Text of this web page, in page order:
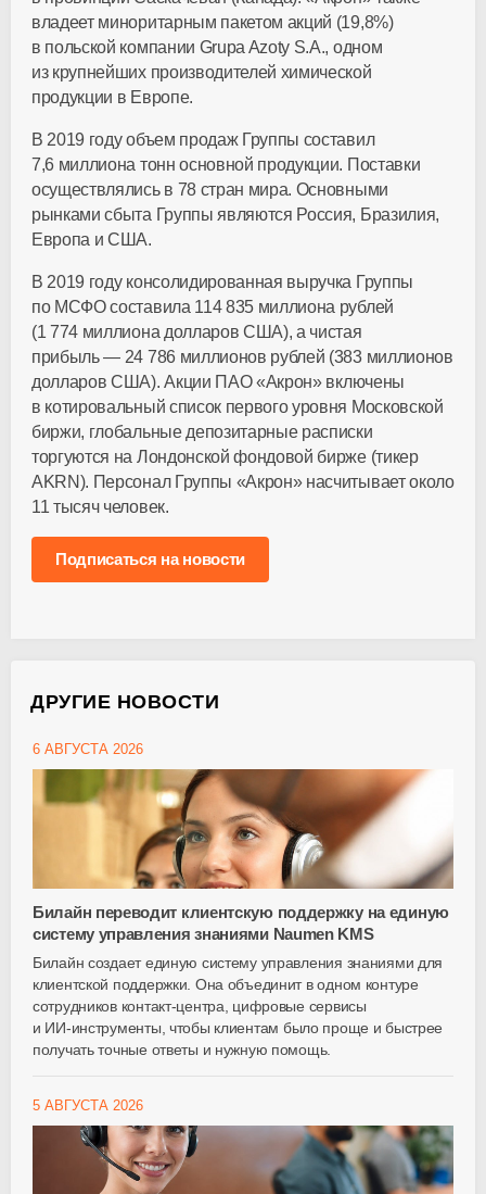
владеет миноритарным пакетом акций (19,8%)
в польской компании Grupa Azoty S.A., одном
из крупнейших производителей химической
продукции в Европе.
В 2019 году объем продаж Группы составил
7,6 миллиона тонн основной продукции. Поставки
осуществлялись в 78 стран мира. Основными
рынками сбыта Группы являются Россия, Бразилия,
Европа и США.
В 2019 году консолидированная выручка Группы
по МСФО составила 114 835 миллиона рублей
(1 774 миллиона долларов США), а чистая
прибыль — 24 786 миллионов рублей (383 миллионов
долларов США). Акции ПАО «Акрон»включены
в котировальный список первого уровня Московской
биржи, глобальные депозитарные расписки
торгуются на Лондонской фондовой бирже (тикер
AKRN). Персонал Группы «Акрон» насчитывает около
11 тысяч человек.
Подписаться на новости
ДРУГИЕ НОВОСТИ
6 АВГУСТА 2026
Билайн переводит клиентскую поддержку на единую
систему управления знаниями Naumen KMS
Билайн создает единую систему управления знаниями для
клиентской поддержки. Она объединит в одном контуре
сотрудников контакт-центра , цифровые сервисы
и ИИ-инструменты , чтобы клиентам было проще и быстрее
получать точные ответы и нужную помощь.
5 АВГУСТА 2026